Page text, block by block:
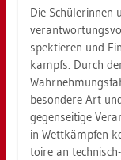
Die Schü­le­rin­nen
spek­tie­ren und
kampfs. Durch
be­son­de­re Art
ge­gen­sei­ti­ge
in Wett­kämp­fen
toire an